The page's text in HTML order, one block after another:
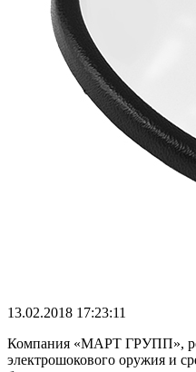
13.02.2018 17:23:11
Компания «МАРТ ГРУПП»,
электрошокового оружия и